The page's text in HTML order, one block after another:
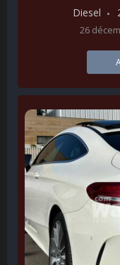
Diesel
26